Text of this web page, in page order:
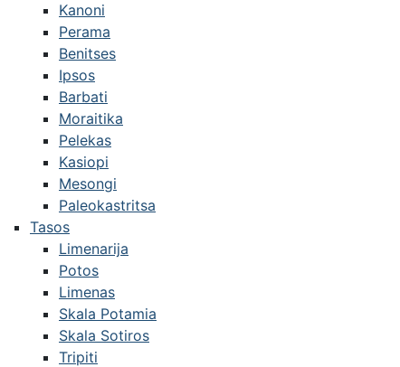
Kanoni
Perama
Benitses
Ipsos
Barbati
Moraitika
Pelekas
Kasiopi
Mesongi
Paleokastritsa
Tasos
Limenarija
Potos
Limenas
Skala Potamia
Skala Sotiros
Tripiti